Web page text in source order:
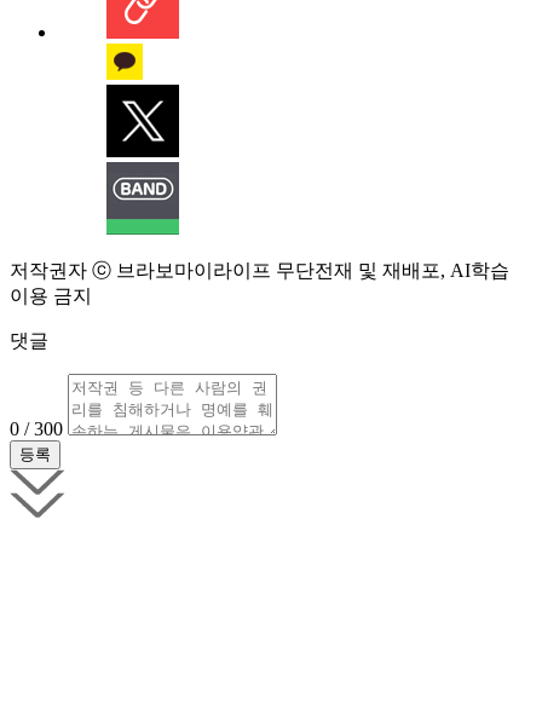
저작권자 ⓒ 브라보마이라이프 무단전재 및 재배포, AI학습
이용 금지
댓글
0 / 300